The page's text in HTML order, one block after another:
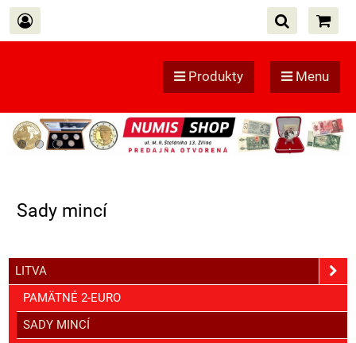
Produkty Menu
Sady mincí
LITVA
PAMÄTNÉ 2-EURO
SADY MINCÍ